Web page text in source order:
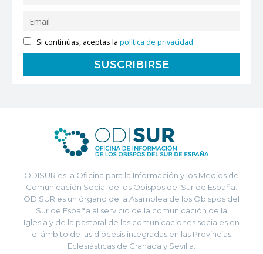
Si continúas, aceptas lapolítica de privacidad
ODISUR es la Oficina para la Información y los Medios de
Comunicación Social de los Obispos del Sur de España.
ODISUR es un órgano de la Asamblea de los Obispos del
Sur de España al servicio de la comunicación de la
Iglesia y de la pastoral de las comunicaciones sociales en
el ámbito de las diócesis integradas en las Provincias
Eclesiásticas de Granada y Sevilla.